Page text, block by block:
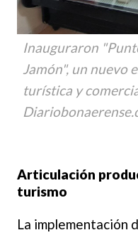
Inauguraron
Jamón", un nuevo
turística y
Articulación
turismo
La implementación